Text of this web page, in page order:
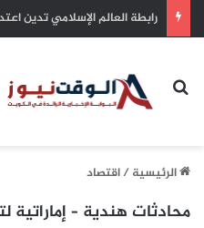
سمو أمير البلاد يهنئ رئيس كوت
بحث عن
الرئيسية/اقتصاد
محادثات هندية – إماراتية